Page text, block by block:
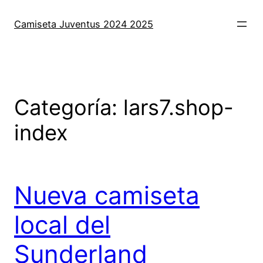
Camiseta Juventus 2024 2025
Categoría: lars7.shop-
index
Nueva camiseta
local del
Sunderland